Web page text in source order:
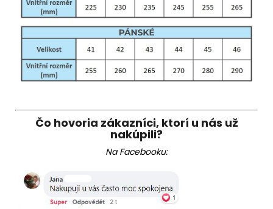
Čo hovoria zákazníci, ktorí u nás už
nakúpili?
Na Facebooku: